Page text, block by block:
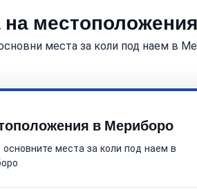
на
места за коли под наем в
в Мериборо
основните места за коли под наем в